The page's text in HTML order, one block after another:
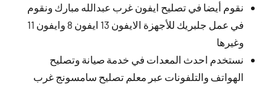
نقوم أيضا في تصليح ايفون غرب عبدالله مبارك ونقوم
في عمل جلبريك للأجهزة الايفون 13 ايفون 8 وايفون 11
وغيرها
نستخدم احدث المعدات في خدمة صيانة وتصليح
الهواتف والتلفونات عبر معلم تصليح سامسونج غرب